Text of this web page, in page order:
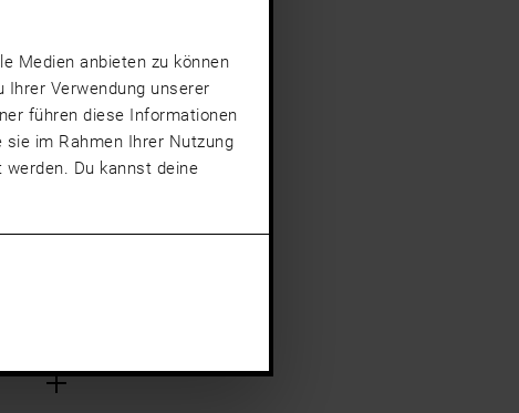
Medien anbieten zu können
Verwendung unserer
führen diese Informationen
im Rahmen Ihrer Nutzung
werden. Du kannst deine